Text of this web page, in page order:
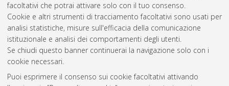
facoltativi che potrai attivare solo con il tuo consenso.
Cookie e altri strumenti di tracciamento facoltativi sono usati per
analisi statistiche, misure sull'efficacia della comunicazione
istituzionale e analisi dei comportamenti degli utenti.
Se chiudi questo banner continuerai la navigazione solo con i
cookie necessari.
Puoi esprimere il consenso sui cookie facoltativi attivando
Altri metadati
Gestione del documento:
Atom